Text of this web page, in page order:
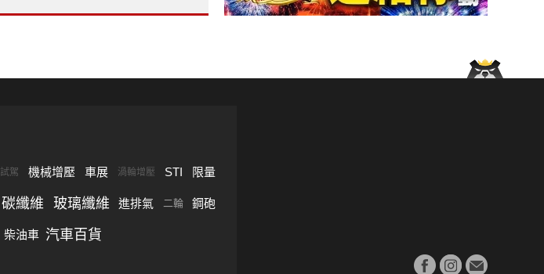
試駕 機械增壓 車展 渦輪增壓 STI 限量
碳纖維 玻璃纖維 進排氣 二輪 鋼砲
柴油車 汽車百貨